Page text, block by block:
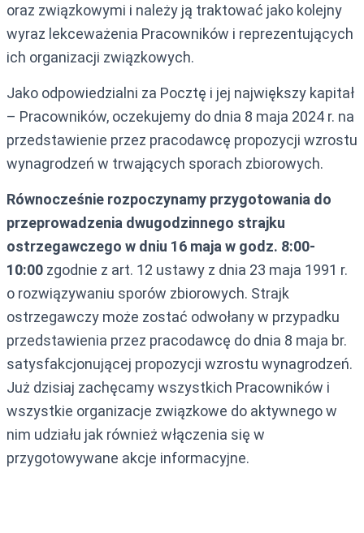
oraz związkowymi i należy ją traktować jako kolejny
wyraz lekceważenia Pracowników i reprezentujących
ich organizacji związkowych.
Jako odpowiedzialni za Pocztę i jej największy kapitał
– Pracowników, oczekujemy do dnia 8 maja 2024 r. na
przedstawienie przez pracodawcę propozycji wzrostu
wynagrodzeń w trwających sporach zbiorowych.
Równocześnie rozpoczynamy przygotowania do
przeprowadzenia dwugodzinnego strajku
ostrzegawczego w dniu 16 maja w godz. 8:00-
10:00 zgodnie z art. 12 ustawy z dnia 23 maja 1991 r.
o rozwiązywaniu sporów zbiorowych. Strajk
ostrzegawczy może zostać odwołany w przypadku
przedstawienia przez pracodawcę do dnia 8 maja br.
satysfakcjonującej propozycji wzrostu wynagrodzeń.
Już dzisiaj zachęcamy wszystkich Pracowników i
wszystkie organizacje związkowe do aktywnego w
nim udziału jak również włączenia się w
przygotowywane akcje informacyjne.